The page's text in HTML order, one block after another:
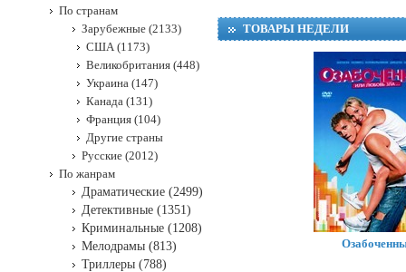
ТОВАРЫ НЕДЕЛИ
По странам
Зарубежные (2133)
США (1173)
Великобритания (448)
Украина (147)
Канада (131)
Франция (104)
Другие страны
Русские (2012)
По жанрам
Драматические (2499)
Детективные (1351)
Криминальные (1208)
Мелодрамы (813)
Триллеры (788)